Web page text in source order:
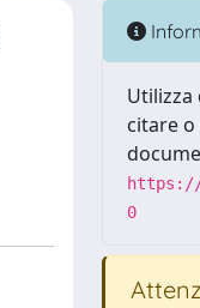
citare
https://
0